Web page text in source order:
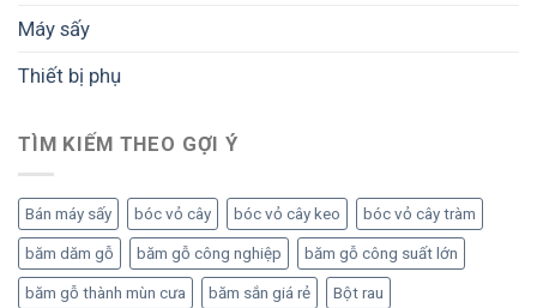
Máy sấy
Thiết bị phụ
TÌM KIẾM THEO GỢI Ý
Bán máy sấy bóc vỏ cây bóc vỏ cây keo bóc vỏ cây tràm
băm dăm gỗ băm gỗ công nghiệp băm gỗ công suất lớn
băm gỗ thành mùn cưa băm sắn giá rẻ Bột rau